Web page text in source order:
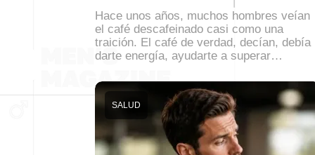
Hace unos años, muchos hombres veían
el café descafeinado casi como una
traición. El café de verdad, decían, debía
darte energía, ayudarte a superar…
SALUD